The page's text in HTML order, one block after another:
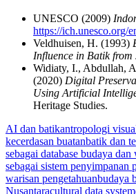
UNESCO (2009)
https://ich.unesco.org/
Veldhuisen, H. (1993)
Influence in Batik from
Widiaty, I., Abdullah,
(2020) Digital
Using Artificial
Heritage Studies.
Tags:
AI dan batikantropologi
kecerdasan buatanbatik dan
sebagai database budaya
sebagai sistem penyimpanan
warisan pengetahuanbudaya
Nusantaracultural data system